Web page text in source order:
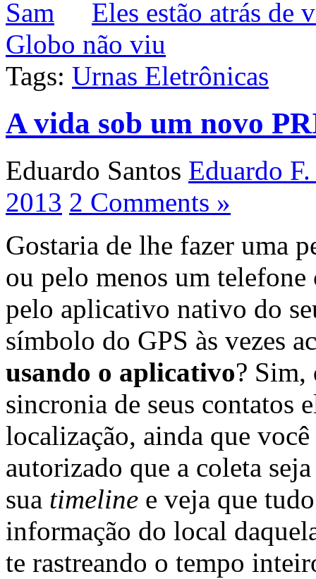
Eles estão atrás de
Globo não viu
Tags: Urnas Eletrônicas
A vida sob um novo
Eduardo Santos Eduardo
2013 2 Comments »
Gostaria de lhe fazer uma
ou pelo menos um telefone
pelo aplicativo nativo do
símbolo do GPS às vezes
usando o aplicativo? Sim,
sincronia de seus contatos
localização, ainda que
autorizado que a coleta
sua timeline e veja que
informação do local
te rastreando o tempo